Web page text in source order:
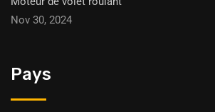
Nov 30, 2024
Pays